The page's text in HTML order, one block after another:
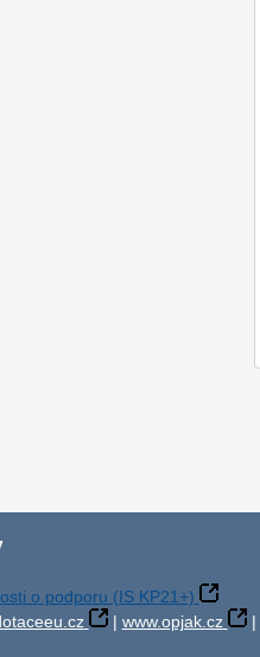
o podporu (IS KP21+)
| www.opjak.cz |